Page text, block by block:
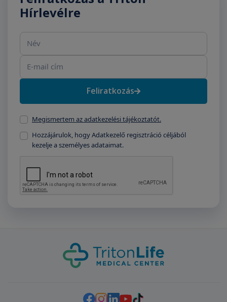
Hírlevélre
Név
E-mail cím
Feliratkozás
Megismertem az adatkezelési tájékoztatót.
Hozzájárulok, hogy Adatkezelő regisztráció céljából
kezelje a személyes adataimat.